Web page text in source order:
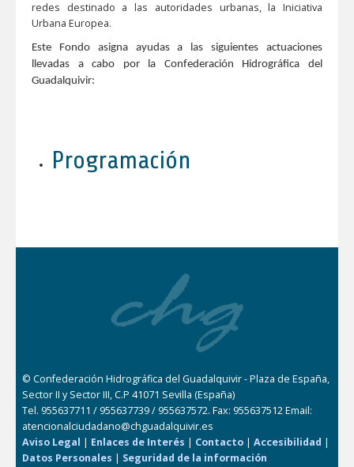
redes destinado a las autoridades urbanas, la Iniciativa
Urbana Europea.
Este Fondo asigna ayudas a las siguientes actuaciones
llevadas a cabo por la Confederación Hidrográfica del
Guadalquivir:
Programación
© Confederación Hidrográfica del Guadalquivir - Plaza de España,
Sector II y Sector III, C.P 41071 Sevilla (España)
Tel. 955637711 / 955637739 / 955637572. Fax: 955637512 Email:
atencionalciudadano@chguadalquivir.es
Aviso Legal | Enlaces de Interés | Contacto |Accesibilidad |
Datos Personales | Seguridad de la información